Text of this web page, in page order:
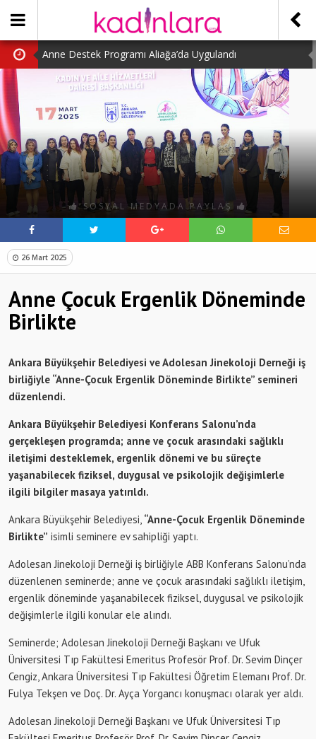
Anne Destek Programı Aliağa’da Uygulandı
Türk Halk Oyunları Topluluğu Büyüledi
Kübra Kuş “Kadınlar Sporda Öncü ve Güçlü”
Çocuklara Özel Kaplumbağa Etkinliği
Kübra Engellilere Umut Oluyor
SOSYAL MEDYADA PAYLAŞ
26 Mart 2025
Anne Çocuk Ergenlik Döneminde
Birlikte
Ankara Büyükşehir Belediyesi ve Adolesan Jinekoloji Derneği iş
birliğiyle “Anne-Çocuk Ergenlik Döneminde Birlikte” semineri
düzenlendi.
Ankara Büyükşehir Belediyesi Konferans Salonu’nda
gerçekleşen programda; anne ve çocuk arasındaki sağlıklı
iletişimi desteklemek, ergenlik dönemi ve bu süreçte
yaşanabilecek fiziksel, duygusal ve psikolojik değişimlerle
ilgili bilgiler masaya yatırıldı.
Ankara Büyükşehir Belediyesi, “Anne-Çocuk Ergenlik Döneminde
Birlikte” isimli seminere ev sahipliği yaptı.
Adolesan Jinekoloji Derneği iş birliğiyle ABB Konferans Salonu’nda
düzenlenen seminerde; anne ve çocuk arasındaki sağlıklı iletişim,
ergenlik döneminde yaşanabilecek fiziksel, duygusal ve psikolojik
değişimlerle ilgili konular ele alındı.
Seminerde; Adolesan Jinekoloji Derneği Başkanı ve Ufuk
Üniversitesi Tıp Fakültesi Emeritus Profesör Prof. Dr. Sevim Dinçer
Cengiz, Ankara Üniversitesi Tıp Fakültesi Öğretim Elemanı Prof. Dr.
Fulya Tekşen ve Doç. Dr. Ayça Yorgancı konuşmacı olarak yer aldı.
Adolesan Jinekoloji Derneği Başkanı ve Ufuk Üniversitesi Tıp